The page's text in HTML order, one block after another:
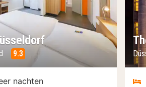
9.3
nachten